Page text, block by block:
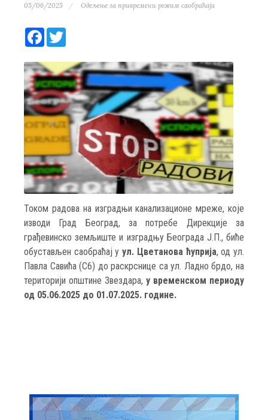
05/06/2025 Одељење за привремени режим саобраћаја
Facebook
Током радова на изградњи канализационе мреже, које
изводи Град Београд, за потребе Дирекцијe за
грађевинско земљиште и изградњу Београда Ј.П., биће
обустављен саобраћај уул. Цветанова ћуприја, од ул.
Павла Савића (С6) до раскрснице са ул. Ладно брдо, на
територији општине Звездара, у временском периоду
од 05.06.2025 до 01.07.2025. године.